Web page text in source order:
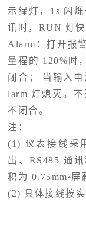
示绿灯，1s 闪
讯时，RUN 灯快
Alarm：打开报
量程的 120%时
闭合； 当输入
larm 灯熄灭。
不闭合。
注：
(1) 仪表接线采
出、RS485 通
积为 0.75mm²屏
(2) 具体接线按